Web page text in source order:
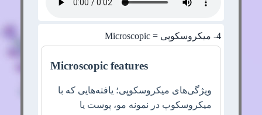
4- میکروسکوپی = Microscopic
Microscopic features
ویژگی‌های میکروسکوپی؛ یافته‌هایی که با
میکروسکوپ در نمونه مو، پوست یا